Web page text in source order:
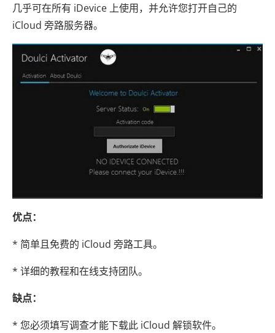
几乎可在所有 iDevice 上使用，并允许您打开自己的
iCloud 旁路服务器。
优点：
* 简单且免费的 iCloud 旁路工具。
* 详细的教程和在线支持团队。
缺点：
* 您必须填写调查才能下载此 iCloud 解锁软件。